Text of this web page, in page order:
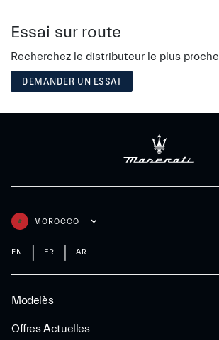
Essai sur route
Recherchez le distributeur le plus proche
DEMANDER UN ESSAI
Modelès
Offres Actuelles
MOROCCO
EN FR AR